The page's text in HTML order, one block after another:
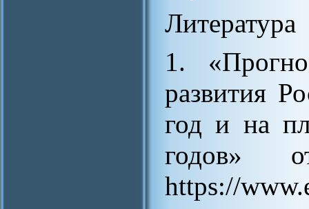
Литература
1.
развития
год и на
годов»
https://